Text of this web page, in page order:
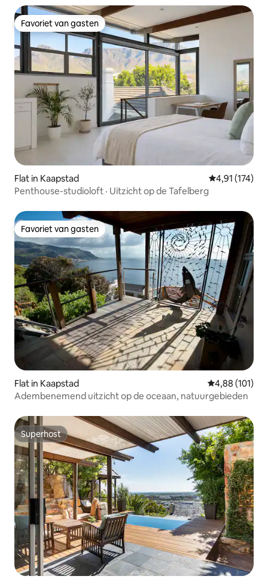
Favoriet van gasten
Favoriet van gasten
Flat in Kaapstad Gemiddelde
4,91 (174)
Penthouse-studioloft · Uitzicht op de Tafelberg
Favoriet van gasten
Favoriet van gasten
Flat in Kaapstad Gemiddelde
4,88 (101)
Adembenemend uitzicht op de oceaan, natuurgebieden
Superhost
Superhost